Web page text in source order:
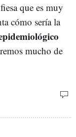
que es muy
cómo sería la
mucho de